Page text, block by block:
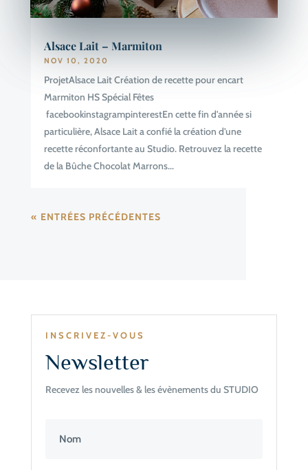
Alsace Lait – Marmiton
NOV 10, 2020
ProjetAlsace Lait Création de recette pour encart
Marmiton HS Spécial Fêtes
facebookinstagrampinterestEn cette fin d'année si
particulière, Alsace Lait a confié la création d'une
recette réconfortante au Studio. Retrouvez la recette
de la Bûche Chocolat Marrons...
« ENTRÉES PRÉCÉDENTES
INSCRIVEZ-VOUS
Newsletter
Recevez les nouvelles & les évènements du STUDIO